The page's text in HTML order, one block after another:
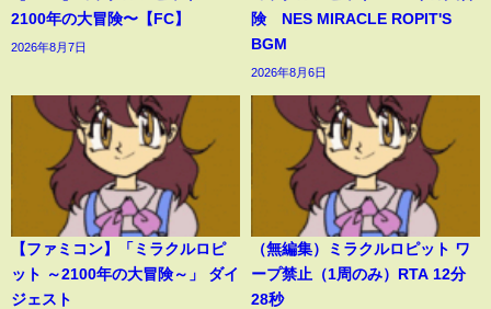
2100年の大冒険〜【FC】
2026年8月7日
険 NES MIRACLE ROPIT'S
BGM
2026年8月6日
【ファミコン】「ミラクルロピ
ット ～2100年の大冒険～」 ダイ
ジェスト
（無編集）ミラクルロピット ワ
ープ禁止（1周のみ）RTA 12分
28秒